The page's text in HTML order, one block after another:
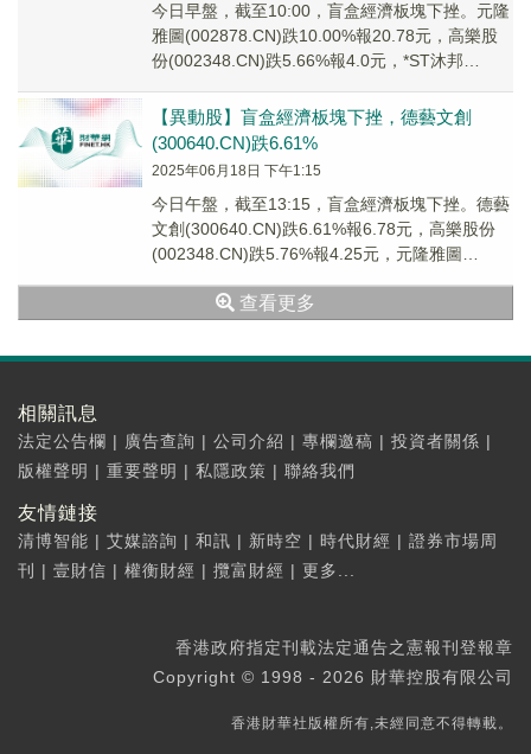
今日早盤，截至10:00，盲盒經濟板塊下挫。元隆
雅圖(002878.CN)跌10.00%報20.78元，高樂股
份(002348.CN)跌5.66%報4.0元，*ST沐邦
【異動股】盲盒經濟板塊下挫，德藝文創
(300640.CN)跌6.61%
2025年06月18日 下午1:15
今日午盤，截至13:15，盲盒經濟板塊下挫。德藝
文創(300640.CN)跌6.61%報6.78元，高樂股份
(002348.CN)跌5.76%報4.25元，元隆雅圖
查看更多
相關訊息
法定公告欄 | 廣告查詢 | 公司介紹 | 專欄邀稿 | 投資者關係 |
版權聲明 | 重要聲明 | 私隱政策 | 聯絡我們
友情鏈接
清博智能 | 艾媒諮詢 | 和訊 | 新時空 | 時代財經 | 證券市場周
刊
| 壹財信 | 權衡財經 | 攬富財經 | 更多...
香港政府指定刊載法定通告之憲報刊登報章
Copyright © 1998 - 2026 財華控股有限公司
香港財華社版權所有,未經同意不得轉載。